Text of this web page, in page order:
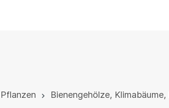
Pflanzen Bienengehölze, Klimabäume,